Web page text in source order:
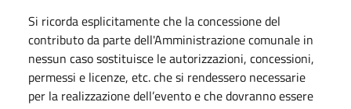
Si ricorda esplicitamente che la concessione del
contributo da parte dell'Amministrazione comunale in
nessun caso sostituisce le autorizzazioni, concessioni,
permessi e licenze, etc. che si rendessero necessarie
per la realizzazione dell’evento e che dovranno essere